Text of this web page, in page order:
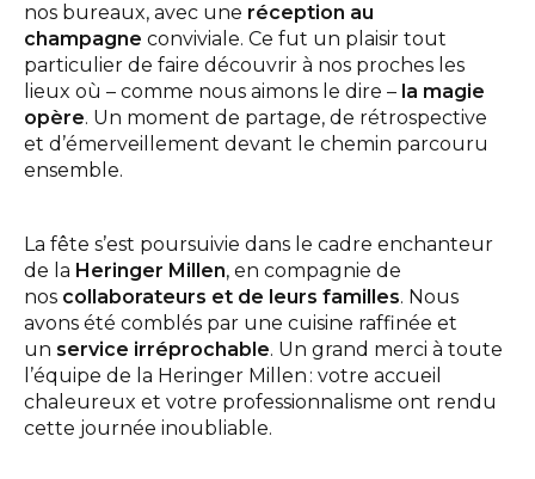
nos bureaux, avec une réception au
champagne conviviale. Ce fut un plaisir tout
particulier de faire découvrir à nos proches les
lieux où – comme nous aimons le dire – la magie
opère. Un moment de partage, de rétrospective
et d’émerveillement devant le chemin parcouru
ensemble.
La fête s’est poursuivie dans le cadre enchanteur
de la Heringer Millen, en compagnie de
nos collaborateurs et de leurs familles. Nous
avons été comblés par une cuisine raffinée et
un service irréprochable. Un grand merci à toute
l’équipe de la Heringer Millen : votre accueil
chaleureux et votre professionnalisme ont rendu
cette journée inoubliable.